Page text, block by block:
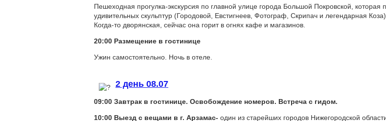
Пешеходная прогулка-экскурсия по главной улице города Большой Покровской, которая
удивительных скульптур (Городовой, Евстигнеев, Фотограф, Скрипач и легендарная
Когда-то дворянская, сейчас она горит в огнях кафе и магазинов.
20:00 Размещение в гостинице
Ужин самостоятельно. Ночь в отеле.
2 день 08.07
09:00 Завтрак в гостинице. Освобождение номеров. Встреча с гидом.
10:00 Выезд с вещами в г. Арзамас- один из старейших городов Нижегородской